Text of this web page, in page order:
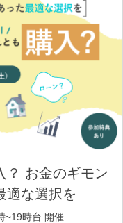
？ お金のギモン
適な選択を
~19時台 開催